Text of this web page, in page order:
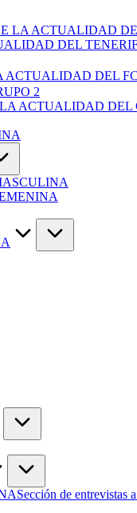
LA ACTUALIDAD
DEL
ACTUALIDAD DEL
2
ACTUALIDAD DEL
Sección de entrevistas